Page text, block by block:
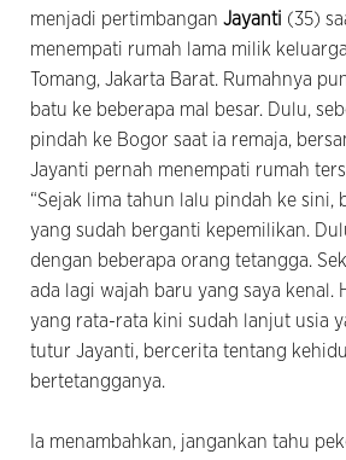
menjadi pertimbangan Jayanti (35)
menempati rumah lama milik
Tomang, Jakarta Barat. Rumahnya
batu ke beberapa mal besar. Dulu,
pindah ke Bogor saat ia remaja,
Jayanti pernah menempati rumah
“Sejak lima tahun lalu pindah ke sini,
yang sudah berganti kepemilikan.
dengan beberapa orang tetangga.
ada lagi wajah baru yang saya kenal.
yang rata-rata kini sudah lanjut usia
tutur Jayanti, bercerita tentang
bertetangganya.
Ia menambahkan, jangankan tahu